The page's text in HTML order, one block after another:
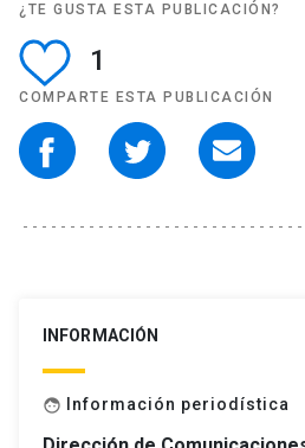
¿TE GUSTA ESTA PUBLICACIÓN?
1
COMPARTE ESTA PUBLICACIÓN
INFORMACIÓN
face Información periodística